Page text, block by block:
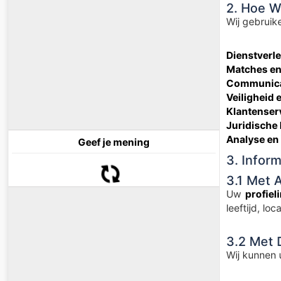
Geef je mening
2. Hoe
Wij
Matches
Veiligheid
Juridische
Analyse
3.
3.1 Met
Uw
leeftijd,
3.2 Met
Wij kunnen